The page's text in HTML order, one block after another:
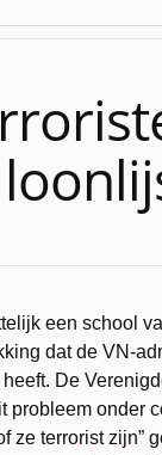
een school
dat de VN-
De
onder
ze terrorist zijn”